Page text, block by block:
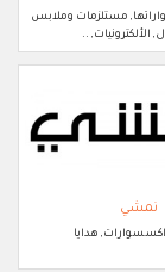
مستلزمات وملابس
الألكترونيات, ..
نمشي
هدايا